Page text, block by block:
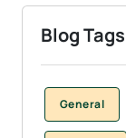
Blog Tags
General